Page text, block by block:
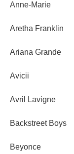
Anne-Marie
Aretha Franklin
Ariana Grande
Avicii
Avril Lavigne
Backstreet Boys
Beyonce